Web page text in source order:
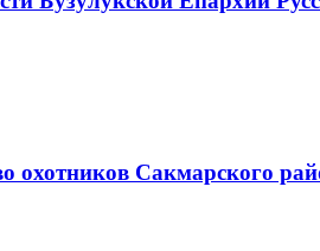
охотников Сакмарского